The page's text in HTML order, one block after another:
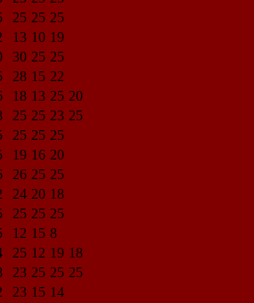
25 25 25
13 10 19
30 25 25
28 15 22
18 13 25 20
25 25 23 25
25 25 25
19 16 20
26 25 25
24 20 18
25 25 25
12 15 8
25 12 19 18
23 25 25 25
23 15 14